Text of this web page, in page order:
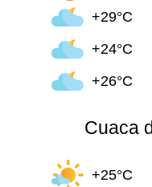
+29°C
+24°C
+26°C
Cuaca
+25°C